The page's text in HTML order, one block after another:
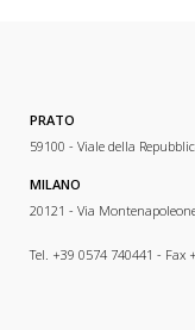
PRATO
59100 - Viale della
MILANO
20121 - Via
Tel. +39 0574 740441 - Fax